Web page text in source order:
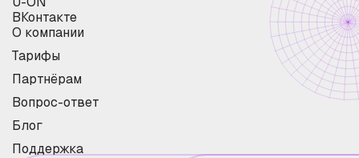
ВКонтакте
О компании
Тарифы
Партнёрам
Вопрос-ответ
Блог
Поддержка